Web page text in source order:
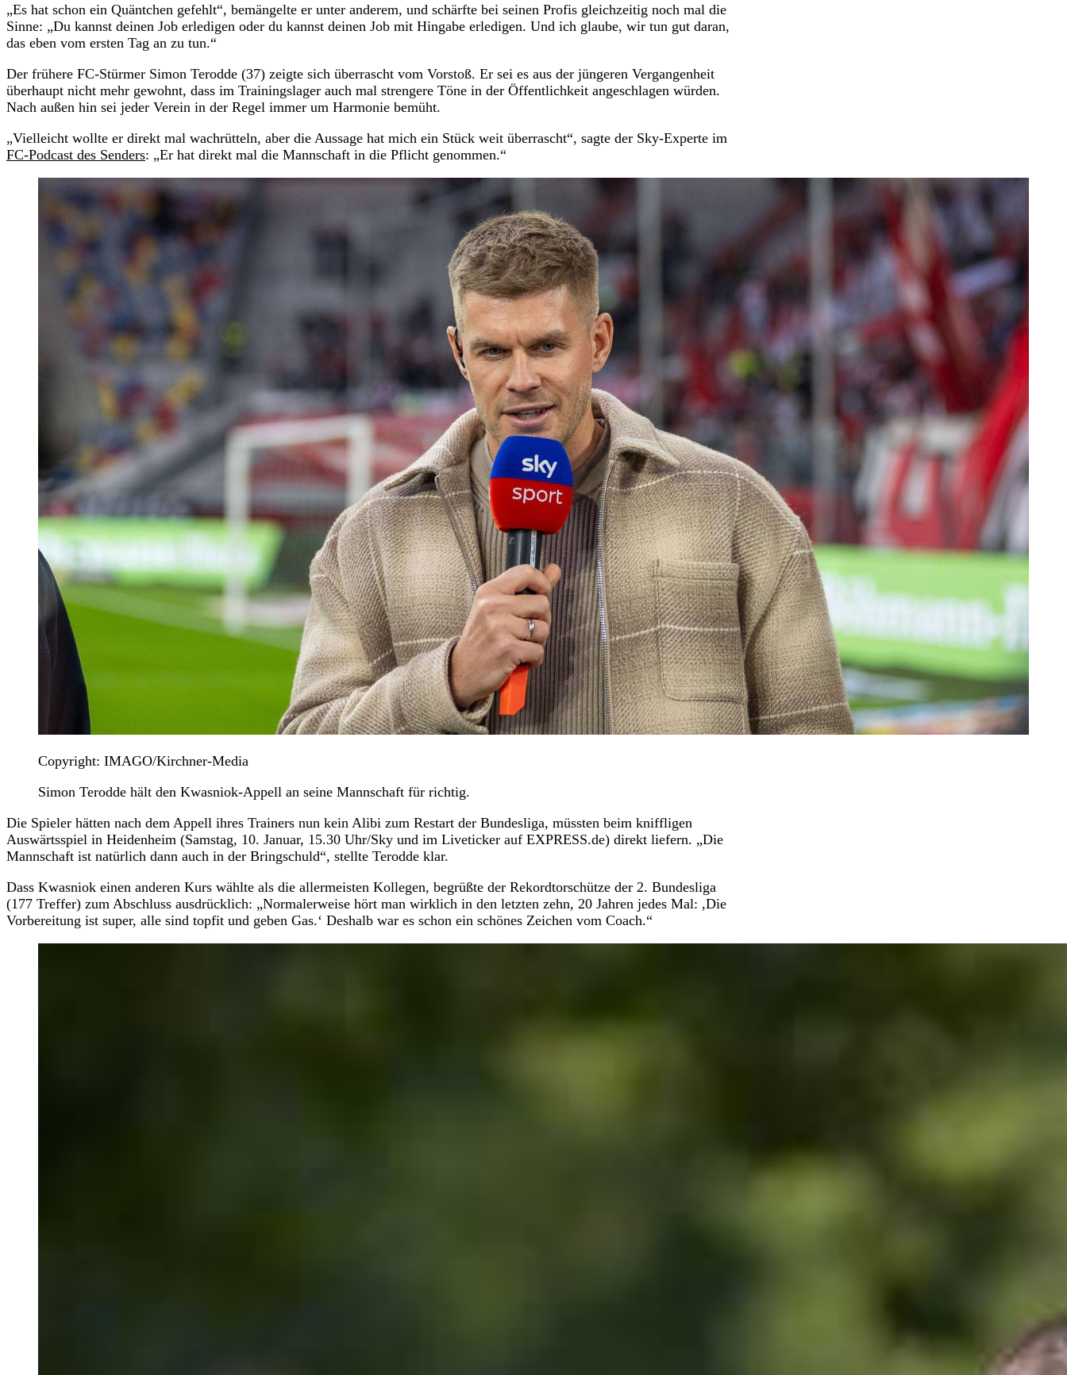
„Es hat schon ein Quäntchen gefehlt“, bemängelte er unter anderem, und schärfte bei seinen Profis gleichzeitig noch mal die
Sinne: „Du kannst deinen Job erledigen oder du kannst deinen Job mit Hingabe erledigen. Und ich glaube, wir tun gut daran,
das eben vom ersten Tag an zu tun.“
Der frühere FC-Stürmer Simon Terodde (37) zeigte sich überrascht vom Vorstoß. Er sei es aus der jüngeren Vergangenheit
überhaupt nicht mehr gewohnt, dass im Trainingslager auch mal strengere Töne in der Öffentlichkeit angeschlagen würden.
Nach außen hin sei jeder Verein in der Regel immer um Harmonie bemüht.
„Vielleicht wollte er direkt mal wachrütteln, aber die Aussage hat mich ein Stück weit überrascht“, sagte der Sky-Experte im
FC-Podcast des Senders: „Er hat direkt mal die Mannschaft in die Pflicht genommen.“
Copyright: IMAGO/Kirchner-Media
Simon Terodde hält den Kwasniok-Appell an seine Mannschaft für richtig.
Die Spieler hätten nach dem Appell ihres Trainers nun kein Alibi zum Restart der Bundesliga, müssten beim kniffligen
Auswärtsspiel in Heidenheim (Samstag, 10. Januar, 15.30 Uhr/Sky und im Liveticker auf EXPRESS.de) direkt liefern. „Die
Mannschaft ist natürlich dann auch in der Bringschuld“, stellte Terodde klar.
Dass Kwasniok einen anderen Kurs wählte als die allermeisten Kollegen, begrüßte der Rekordtorschütze der 2. Bundesliga
(177 Treffer) zum Abschluss ausdrücklich: „Normalerweise hört man wirklich in den letzten zehn, 20 Jahren jedes Mal: ,Die
Vorbereitung ist super, alle sind topfit und geben Gas.‘ Deshalb war es schon ein schönes Zeichen vom Coach.“